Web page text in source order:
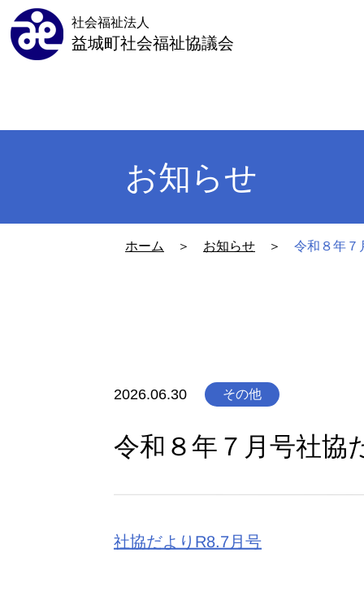
社会福祉法人
益城町社会福祉協議会
お知らせ
ホーム ＞ お知らせ ＞ 令和８年７
2026.06.30 その他
令和８年７月号社協
社協だよりR8.7月号